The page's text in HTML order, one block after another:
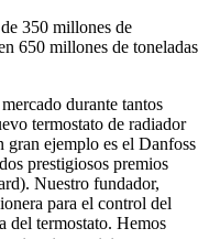
350 millones de
650 millones de toneladas
durante tantos
termostato de radiador
ejemplo es el Danfoss
prestigiosos premios
Nuestro fundador,
para el control del
del termostato. Hemos